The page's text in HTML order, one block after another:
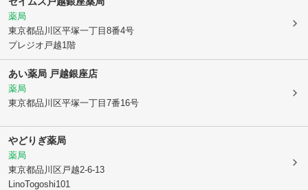
薬局
東京都品川区平塚一丁目8番4号
プレジオ戸越1階
あい薬局 戸越銀座店
薬局
東京都品川区平塚一丁目7番16号
やどりぎ薬局
薬局
東京都品川区 戸越2-6-13
LinoTogoshi101